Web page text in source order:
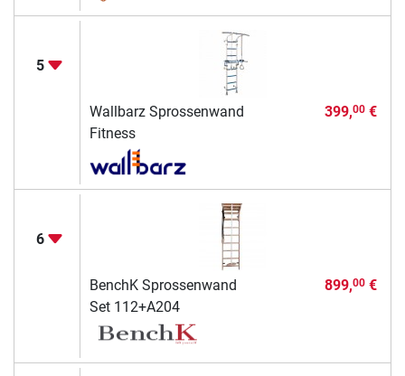
5
Wallbarz Sprossenwand
Fitness
399,00€
6
BenchK Sprossenwand
Set 112+A204
899,00€